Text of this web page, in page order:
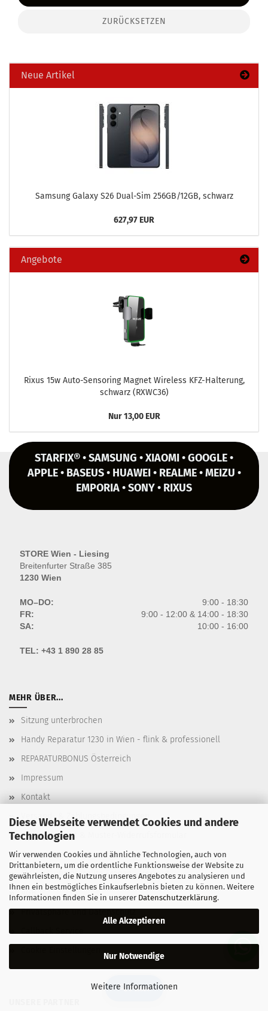
Diese Webseite verwendet Cookies und andere
Technologien
Wir verwenden Cookies und ähnliche Technologien, auch von
Drittanbietern, um die ordentliche Funktionsweise der Website zu
gewährleisten, die Nutzung unseres Angebotes zu analysieren und
Ihnen ein bestmögliches Einkaufserlebnis bieten zu können. Weitere
Informationen finden Sie in unserer Datenschutzerklärung.
Alle Akzeptieren
Nur Notwendige
Weitere Informationen
ZURÜCKSETZEN
Neue Artikel
Sam­sung Ga­la­xy S26 Dual-​Sim 256GB/12GB, schwarz
627,97 EUR
Angebote
Rixus 15w Auto-​Sensoring Ma­gnet Wire­less KFZ-​Halterung,
schwarz (RXWC36)
Nur 13,00 EUR
STARFIX® • SAMSUNG • XIAOMI • GOOGLE •
APPLE • BASEUS • HUAWEI • REALME • MEIZU •
EMPORIA • SONY • RIXUS
STORE Wien - Liesing
Breitenfurter Straße 385
1230 Wien
MO–DO:
9:00 - 18:30
FR:
9:00 - 12:00 & 14:00 - 18:30
SA:
10:00 - 16:00
TEL: +43 1 890 28 85
MEHR ÜBER...
Sitzung unterbrochen
Handy Reparatur 1230 in Wien - flink & professionell
REPARATURBONUS Österreich
Impressum
Kontakt
Versand- & Zahlungsbedingungen
Widerrufsrecht & Muster-Widerrufsformular
Zahlungsgebühren
FAQ - Häufig gestellte Fragen - Verkauf
AGB
Privatsphäre und Datenschutz
🔍 Filter